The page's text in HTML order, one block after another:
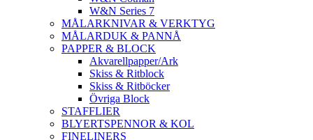
W&N Series 7
MÅLARKNIVAR & VERKTYG
MÅLARDUK & PANNÅ
PAPPER & BLOCK
Akvarellpapper/Ark
Skiss & Ritblock
Skiss & Ritböcker
Övriga Block
STAFFLIER
BLYERTSPENNOR & KOL
FINELINERS